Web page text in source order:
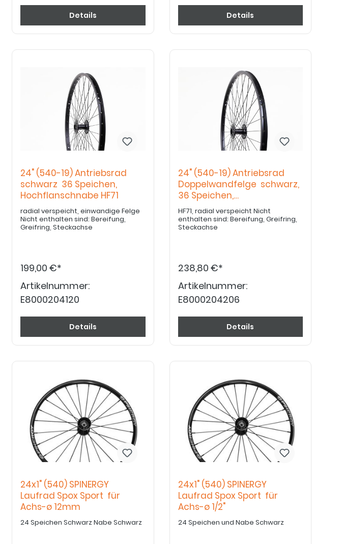
Details Details
24" (540-19) Antriebsrad
schwarz 36 Speichen,
Hochflanschnabe HF71
radial verspeicht, einwandige Felge
Nicht enthalten sind: Bereifung,
Greifring, Steckachse
199,00 €*
Artikelnummer:
E8000204120
Details
24" (540-19) Antriebsrad
Doppelwandfelge schwarz,
36 Speichen,
Hochflanschnabe
HF71, radial verspeicht Nicht
enthalten sind: Bereifung, Greifring,
Steckachse
238,80 €*
Artikelnummer:
E8000204206
Details
24x1" (540) SPINERGY
Laufrad Spox Sport für
Achs-ø 12mm
24 Speichen Schwarz Nabe Schwarz
24x1" (540) SPINERGY
Laufrad Spox Sport für
Achs-ø 1/2"
24 Speichen und Nabe Schwarz